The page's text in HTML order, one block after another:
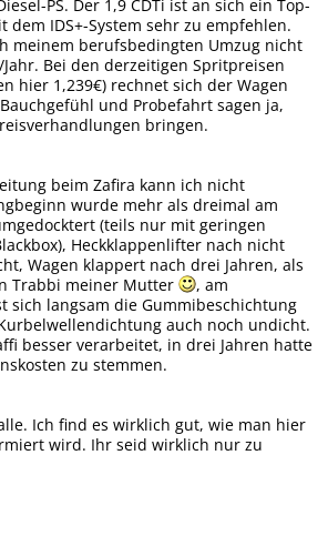
PS. Der 1,9 CDTi ist an sich ein Top-
dem IDS+-System sehr zu empfehlen.
meinem berufsbedingten Umzug nicht
Bei den derzeitigen Spritpreisen
hier 1,239€) rechnet sich der Wagen
und Probefahrt sagen ja,
bringen.
beim Zafira kann ich nicht
wurde mehr als dreimal am
(teils nur mit geringen
Heckklappenlifter nach nicht
Wagen klappert nach drei Jahren, als
Trabbi meiner Mutter
, am
sich langsam die Gummibeschichtung
auch noch undicht.
besser verarbeitet, in drei Jahren hatte
zu stemmen.
Ich find es wirklich gut, wie man hier
wird. Ihr seid wirklich nur zu